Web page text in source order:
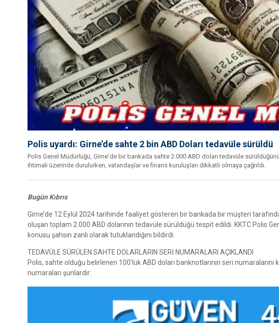
Polis uyardı: Girne’de sahte 2 bin ABD Doları tedavüle sürüldü
Polis Genel Müdürlüğü, Girne'de bir bankada sahte 2.000 ABD doları tedavüle
ihtimali üzerinde durulurken, vatandaşlar ve finans kuruluşları dikkatli olmaya çağrıldı.
Bugün Kıbrıs
Girne’de 12 Eylül 2024 tarihinde faaliyet gösteren bir bankada bir müşteri
oluşan toplam 2.000 ABD dolarının tedavüle sürüldüğü tespit edildi. KKTC Polis
konusu şahsın zanlı olarak tutuklandığını bildirdi.
TEDAVÜLE SÜRÜLEN SAHTE DOLARLARIN SERİ NUMARALARI AÇIKLANDI
Polis, sahte olduğu belirlenen 100’lük ABD doları banknotlarının seri
numaraları şunlardır: